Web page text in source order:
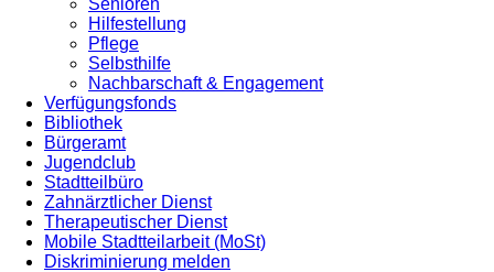
Senioren
Hilfestellung
Pflege
Selbsthilfe
Nachbarschaft & Engagement
Verfügungsfonds
Bibliothek
Bürgeramt
Jugendclub
Stadtteilbüro
Zahnärztlicher Dienst
Therapeutischer Dienst
Mobile Stadtteilarbeit (MoSt)
Diskriminierung melden